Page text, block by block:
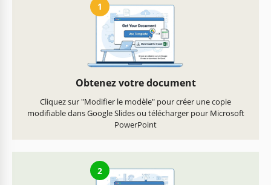
1
Obtenez votre document
Cliquez sur "Modifier le modèle" pour créer une copie
modifiable dans Google Slides ou télécharger pour Microsoft
PowerPoint
2